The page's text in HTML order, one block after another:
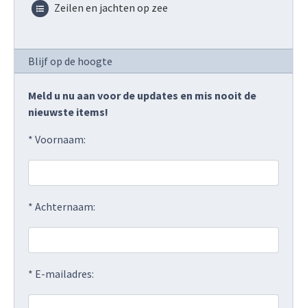
Zeilen en jachten op zee
Blijf op de hoogte
Meld u nu aan voor de updates en mis nooit de
nieuwste items!
* Voornaam:
* Achternaam:
* E-mailadres: